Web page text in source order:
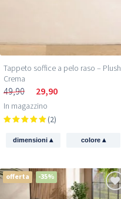
Tappeto soffice a pelo raso – Plush
Crema
49,90 29,90
In magazzino
(2)
dimensioni▴ colore ▴
offerta -35%